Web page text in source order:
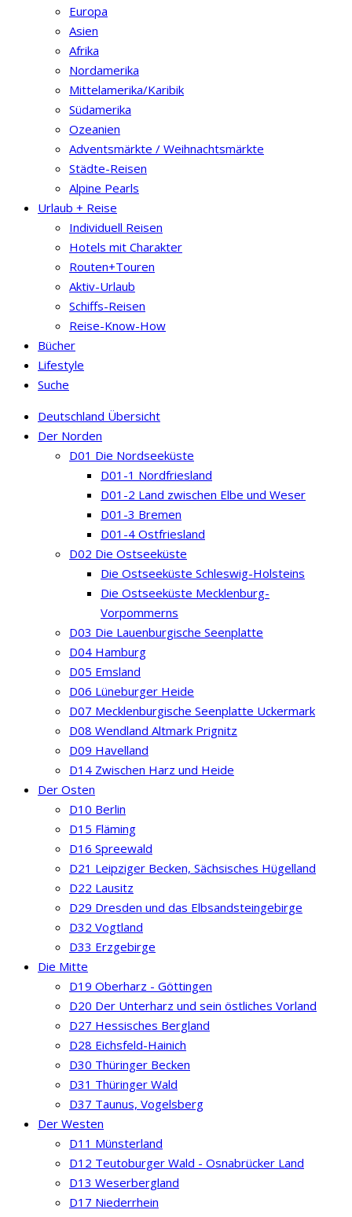
Europa
Asien
Afrika
Nordamerika
Mittelamerika/Karibik
Südamerika
Ozeanien
Adventsmärkte / Weihnachtsmärkte
Städte-Reisen
Alpine Pearls
Urlaub + Reise
Individuell Reisen
Hotels mit Charakter
Routen+Touren
Aktiv-Urlaub
Schiffs-Reisen
Reise-Know-How
Bücher
Lifestyle
Suche
Deutschland Übersicht
Der Norden
D01 Die Nordseeküste
D01-1 Nordfriesland
D01-2 Land zwischen Elbe und Weser
D01-3 Bremen
D01-4 Ostfriesland
D02 Die Ostseeküste
Die Ostseeküste Schleswig-Holsteins
Die Ostseeküste Mecklenburg-
Vorpommerns
D03 Die Lauenburgische Seenplatte
D04 Hamburg
D05 Emsland
D06 Lüneburger Heide
D07 Mecklenburgische Seenplatte Uckermark
D08 Wendland Altmark Prignitz
D09 Havelland
D14 Zwischen Harz und Heide
Der Osten
D10 Berlin
D15 Fläming
D16 Spreewald
D21 Leipziger Becken, Sächsisches Hügelland
D22 Lausitz
D29 Dresden und das Elbsandsteingebirge
D32 Vogtland
D33 Erzgebirge
Die Mitte
D19 Oberharz - Göttingen
D20 Der Unterharz und sein östliches Vorland
D27 Hessisches Bergland
D28 Eichsfeld-Hainich
D30 Thüringer Becken
D31 Thüringer Wald
D37 Taunus, Vogelsberg
Der Westen
D11 Münsterland
D12 Teutoburger Wald - Osnabrücker Land
D13 Weserbergland
D17 Niederrhein